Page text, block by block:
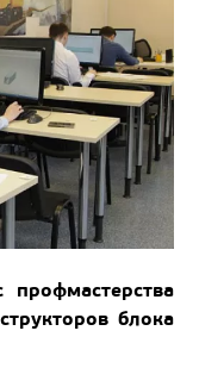
блока